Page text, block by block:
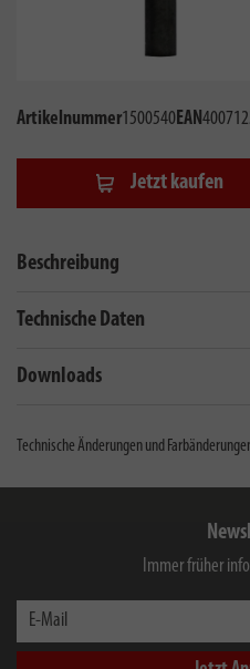
Artikelnummer1500540EAN
Jetzt kaufen
Beschreibung
Technische Daten
Downloads
Technische Änderungen und
Immer früher
E-Mail